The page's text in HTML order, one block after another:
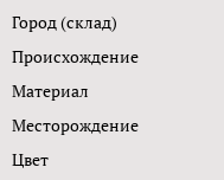
Город (склад)
Происхождение
Материал
Месторождение
Цвет